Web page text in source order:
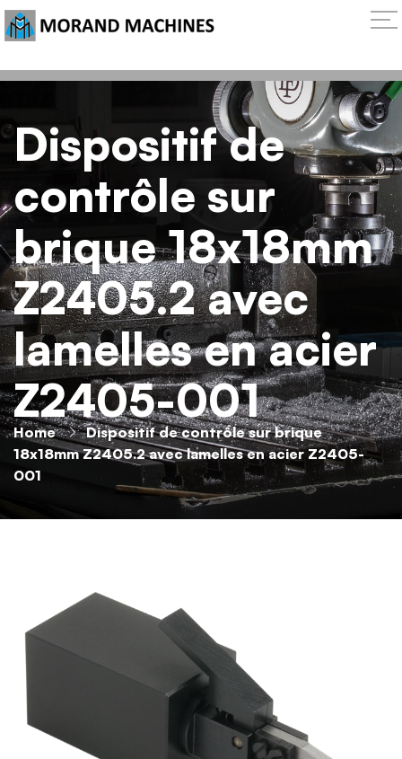
Dispositif de
contrôle sur
brique 18x18mm
Z2405.2 avec
lamelles en acier
Z2405-001
Home
Dispositif de contrôle sur brique
18x18mm Z2405.2 avec lamelles en acier Z2405-
001